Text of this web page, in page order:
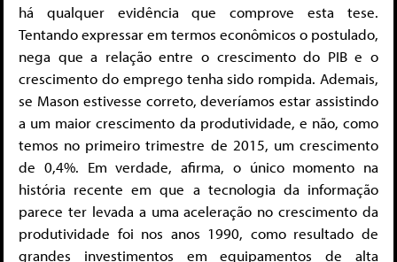
há qualquer evidência que comprove esta tese.
Tentando expressar em termos econômicos o postulado,
nega que a relação entre o crescimento do PIB e o
crescimento do emprego tenha sido rompida. Ademais,
se Mason estivesse correto, deveríamos estar assistindo
a um maior crescimento da produtividade, e não, como
temos no primeiro trimestre de 2015, um crescimento
de 0,4%. Em verdade, afirma, o único momento na
história recente em que a tecnologia da informação
parece ter levada a uma aceleração no crescimento da
produtividade foi nos anos 1990, como resultado de
grandes investimentos em equipamentos de alta